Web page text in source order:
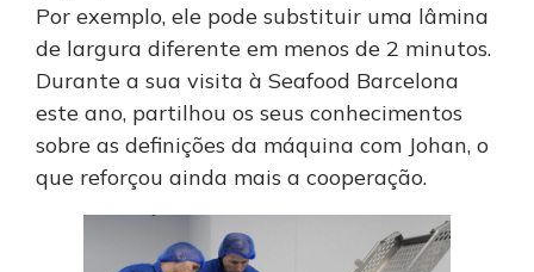
Por exemplo, ele pode substituir uma lâmina
de largura diferente em menos de 2 minutos.
Durante a sua visita à Seafood Barcelona
este ano, partilhou os seus conhecimentos
sobre as definições da máquina com Johan, o
que reforçou ainda mais a cooperação.